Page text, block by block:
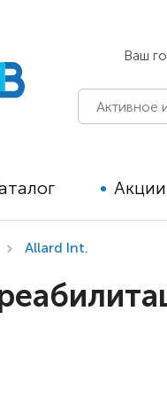
Ваш
Акции
Allard Int.